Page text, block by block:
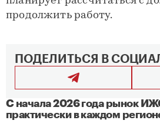
продолжить работу.
ПОДЕЛИТЬСЯ В
С начала 2026 года рынок
практически в каждом